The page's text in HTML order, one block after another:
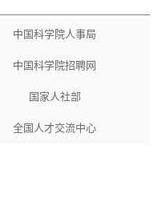
中国科学院人事局
中国科学院招聘网
国家人社部
全国人才交流中心